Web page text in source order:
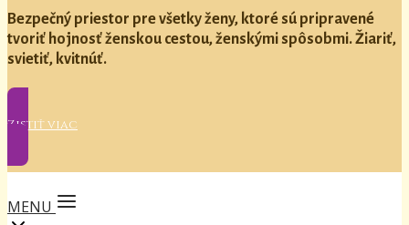
Bezpečný priestor pre všetky ženy, ktoré sú pripravené
tvoriť hojnosť ženskou cestou, ženskými spôsobmi. Žiariť,
svietiť, kvitnúť.
Zistiť viac
MENU